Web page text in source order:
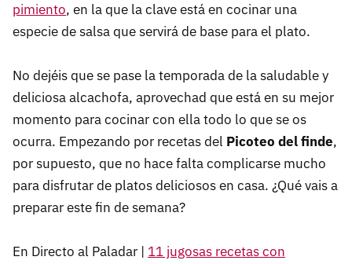
pimiento, en la que la clave está en cocinar una
especie de salsa que servirá de base para el plato.
No dejéis que se pase la temporada de la saludable y
deliciosa alcachofa, aprovechad que está en su mejor
momento para cocinar con ella todo lo que se os
ocurra. Empezando por recetas del Picoteo del finde,
por supuesto, que no hace falta complicarse mucho
para disfrutar de platos deliciosos en casa. ¿Qué vais a
preparar este fin de semana?
En Directo al Paladar | 11 jugosas recetas con